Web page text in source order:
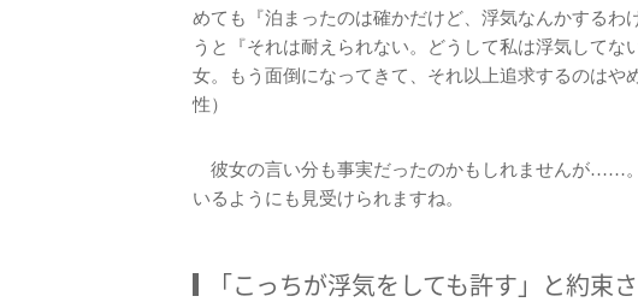
めても『泊まったのは確かだけど、浮気なんかする
うと『それは耐えられない。どうして私は浮気して
女。もう面倒になってきて、それ以上追求するのはや
性）
彼女の言い分も事実だったのかもしれませんが……
いるようにも見受けられますね。
「こっちが浮気をしても許す」と約束